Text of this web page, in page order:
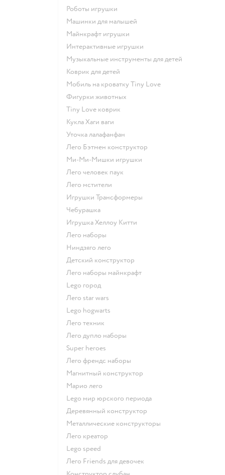
Роботы игрушки
Машинки для малышей
Майнкрафт игрушки
Интерактивные игрушки
Музыкальные инструменты для детей
Коврик для детей
Мобиль на кроватку Tiny Love
Фигурки животных
Tiny Love коврик
Кукла Хаги ваги
Уточка лалафанфан
Лего Бэтмен конструктор
Ми-Ми-Мишки игрушки
Лего человек паук
Лего мстители
Игрушки Трансформеры
Чебурашка
Игрушка Хеллоу Китти
Лего наборы
Ниндзяго лего
Детский конструктор
Лего наборы майнкрафт
Lego город
Лего star wars
Lego hogwarts
Лего техник
Лего дупло наборы
Super heroes
Лего френдс наборы
Магнитный конструктор
Марио лего
Lego мир юрского периода
Деревянный конструктор
Металлические конструкторы
Лего креатор
Lego speed
Лего Friends для девочек